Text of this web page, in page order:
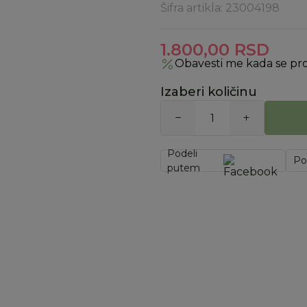
Šifra artikla: 23004198
1.800,00 RSD
Obavesti me kada se
Izaberi količinu
Podeli
putem